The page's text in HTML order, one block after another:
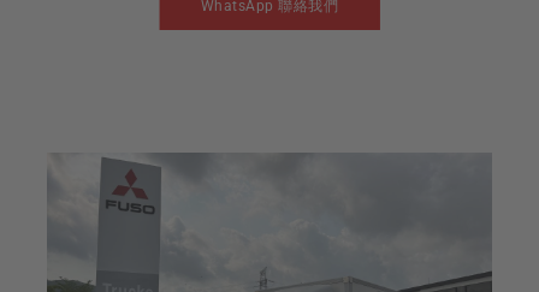
WhatsApp 聯絡我們